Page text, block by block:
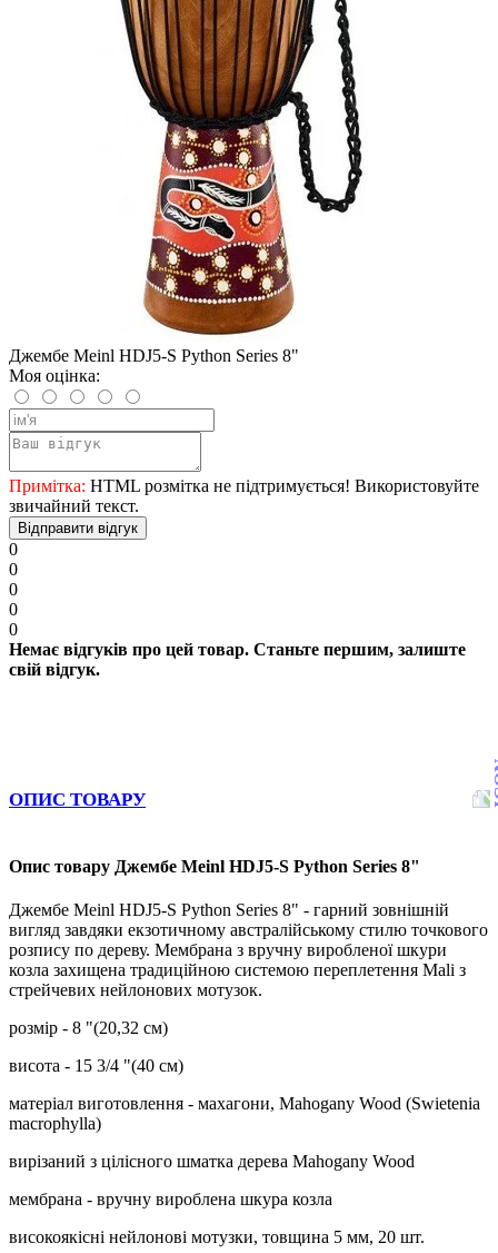
Джембе Meinl HDJ5-S Python Series 8"
Моя оцінка:
Примітка: HTML розмітка не підтримується! Використовуйте
звичайний текст.
Відправити відгук
0
0
0
0
0
Немає відгуків про цей товар. Станьте першим, залиште
свій відгук.
ОПИС ТОВАРУ
Опис товару Джембе Meinl HDJ5-S Python Series 8"
Джембе Meinl HDJ5-S Python Series 8" - гарний зовнішній
вигляд завдяки екзотичному австралійському стилю точкового
розпису по дереву. Мембрана з вручну виробленої шкури
козла захищена традиційною системою переплетення Mali з
стрейчевих нейлонових мотузок.
розмір - 8 "(20,32 см)
висота - 15 3/4 "(40 см)
матеріал виготовлення - махагони, Mahogany Wood (Swietenia
macrophylla)
вирізаний з цілісного шматка дерева Mahogany Wood
мембрана - вручну вироблена шкура козла
високоякісні нейлонові мотузки, товщина 5 мм, 20 шт.